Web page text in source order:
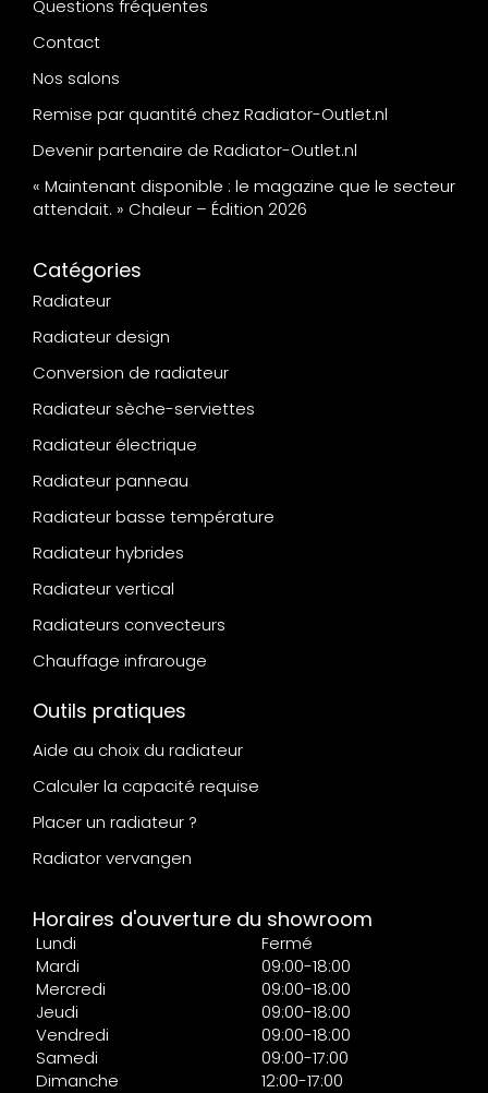
Questions fréquentes
Contact
Nos salons
Remise par quantité chez Radiator-Outlet.nl
Devenir partenaire de Radiator-Outlet.nl
« Maintenant disponible : le magazine que le secteur
attendait. » Chaleur – Édition 2026
Catégories
Radiateur
Radiateur design
Conversion de radiateur
Radiateur sèche-serviettes
Radiateur électrique
Radiateur panneau
Radiateur basse température
Radiateur hybrides
Radiateur vertical
Radiateurs convecteurs
Chauffage infrarouge
Outils pratiques
Aide au choix du radiateur
Calculer la capacité requise
Placer un radiateur ?
Radiator vervangen
Horaires d'ouverture du showroom
Lundi
Fermé
Mardi
09:00-18:00
Mercredi
09:00-18:00
Jeudi
09:00-18:00
Vendredi
09:00-18:00
Samedi
09:00-17:00
Dimanche
12:00-17:00